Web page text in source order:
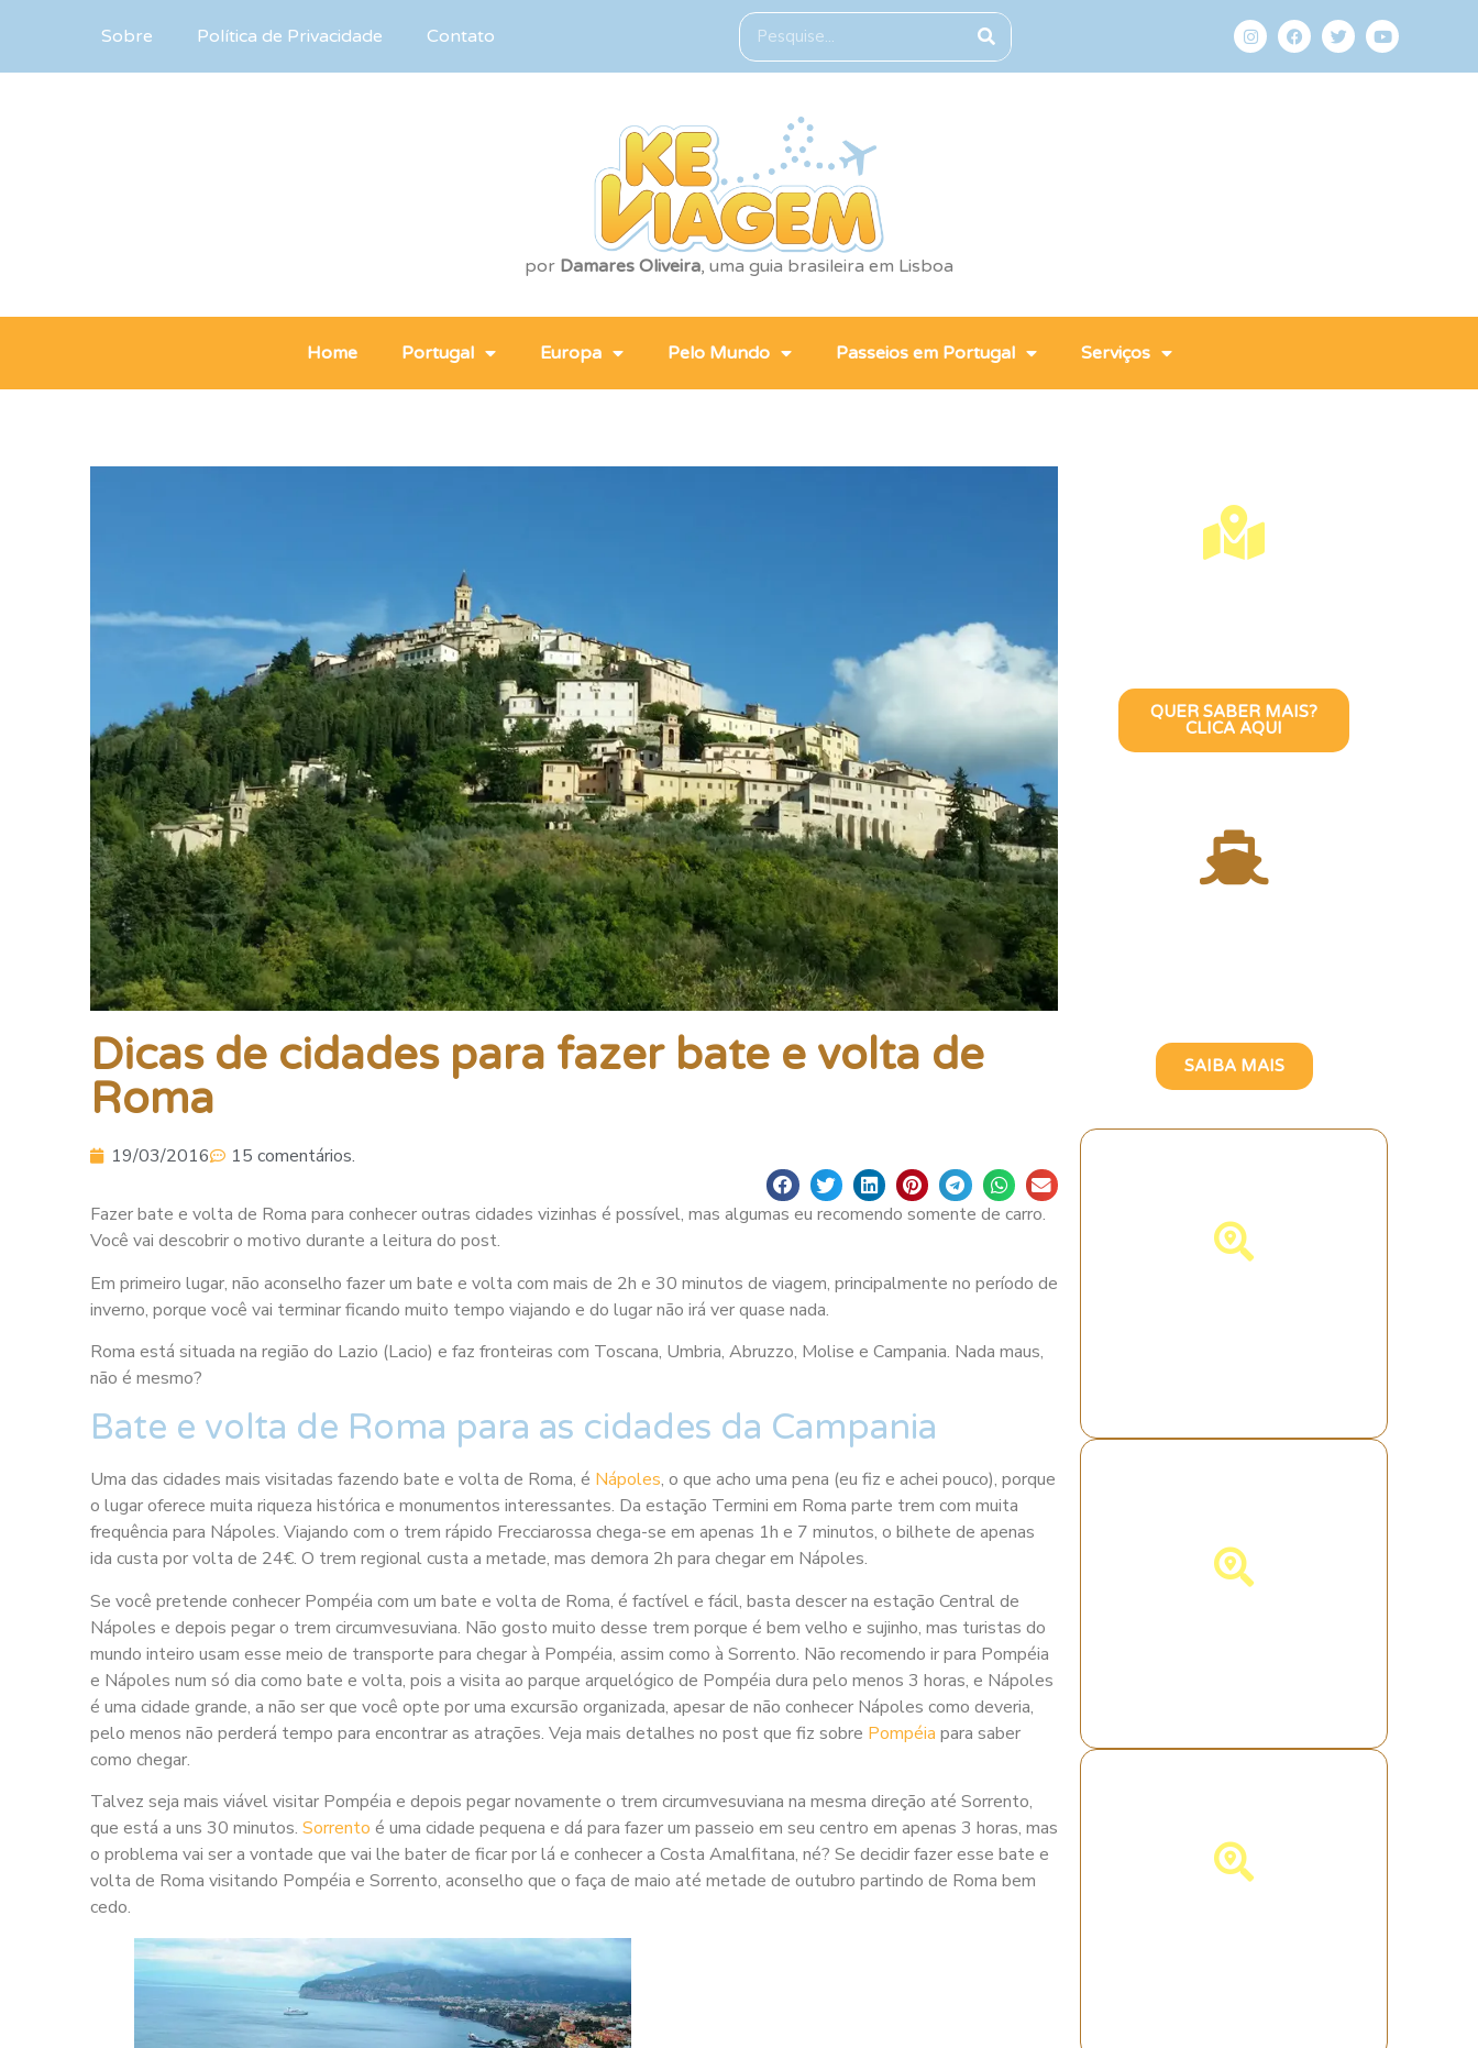
Sobre Política de Privacidade Contato
por Damares Oliveira, uma guia brasileira em Lisboa
Home Portugal Europa Pelo Mundo Passeios em Portugal Serviços
Dicas de cidades para fazer bate e volta de
Roma
19/03/2016 15 comentários.
Fazer bate e volta de Roma para conhecer outras cidades vizinhas é possível, mas algumas eu recomendo somente de carro.
Você vai descobrir o motivo durante a leitura do post.
Em primeiro lugar, não aconselho fazer um bate e volta com mais de 2h e 30 minutos de viagem, principalmente no período de
inverno, porque você vai terminar ficando muito tempo viajando e do lugar não irá ver quase nada.
Roma está situada na região do Lazio (Lacio) e faz fronteiras com Toscana, Umbria, Abruzzo, Molise e Campania. Nada maus,
não é mesmo?
Bate e volta de Roma para as cidades da Campania
Uma das cidades mais visitadas fazendo bate e volta de Roma, é Nápoles, o que acho uma pena (eu fiz e achei pouco), porque
o lugar oferece muita riqueza histórica e monumentos interessantes. Da estação Termini em Roma parte trem com muita
frequência para Nápoles. Viajando com o trem rápido Frecciarossa chega-se em apenas 1h e 7 minutos, o bilhete de apenas
ida custa por volta de 24€. O trem regional custa a metade, mas demora 2h para chegar em Nápoles.
Se você pretende conhecer Pompéia com um bate e volta de Roma, é factível e fácil, basta descer na estação Central de
Nápoles e depois pegar o trem circumvesuviana. Não gosto muito desse trem porque é bem velho e sujinho, mas turistas do
mundo inteiro usam esse meio de transporte para chegar à Pompéia, assim como à Sorrento. Não recomendo ir para Pompéia
e Nápoles num só dia como bate e volta, pois a visita ao parque arquelógico de Pompéia dura pelo menos 3 horas, e Nápoles
é uma cidade grande, a não ser que você opte por uma excursão organizada, apesar de não conhecer Nápoles como deveria,
pelo menos não perderá tempo para encontrar as atrações. Veja mais detalhes no post que fiz sobre Pompéia para saber
como chegar.
Talvez seja mais viável visitar Pompéia e depois pegar novamente o trem circumvesuviana na mesma direção até Sorrento,
que está a uns 30 minutos. Sorrento é uma cidade pequena e dá para fazer um passeio em seu centro em apenas 3 horas, mas
o problema vai ser a vontade que vai lhe bater de ficar por lá e conhecer a Costa Amalfitana, né? Se decidir fazer esse bate e
volta de Roma visitando Pompéia e Sorrento, aconselho que o faça de maio até metade de outubro partindo de Roma bem
cedo.
QUER SABER MAIS?
CLICA AQUI
SAIBA MAIS